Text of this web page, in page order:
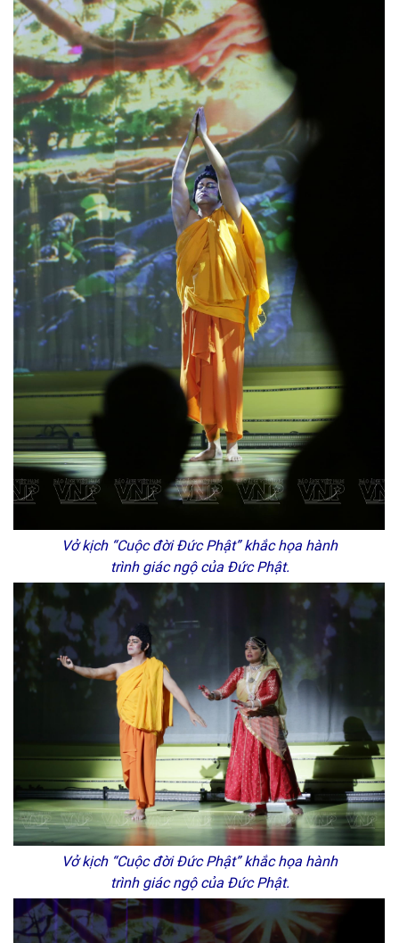
Vở kịch “Cuộc đời Đức Phật” khắc họa hành
trình giác ngộ của Đức Phật.
Vở kịch “Cuộc đời Đức Phật” khắc họa hành
trình giác ngộ của Đức Phật.